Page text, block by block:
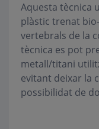
Aquesta tècnica
plàstic trenat
vertebrals de la
tècnica es pot
metall/titani
evitant deixar la
possibilidat de